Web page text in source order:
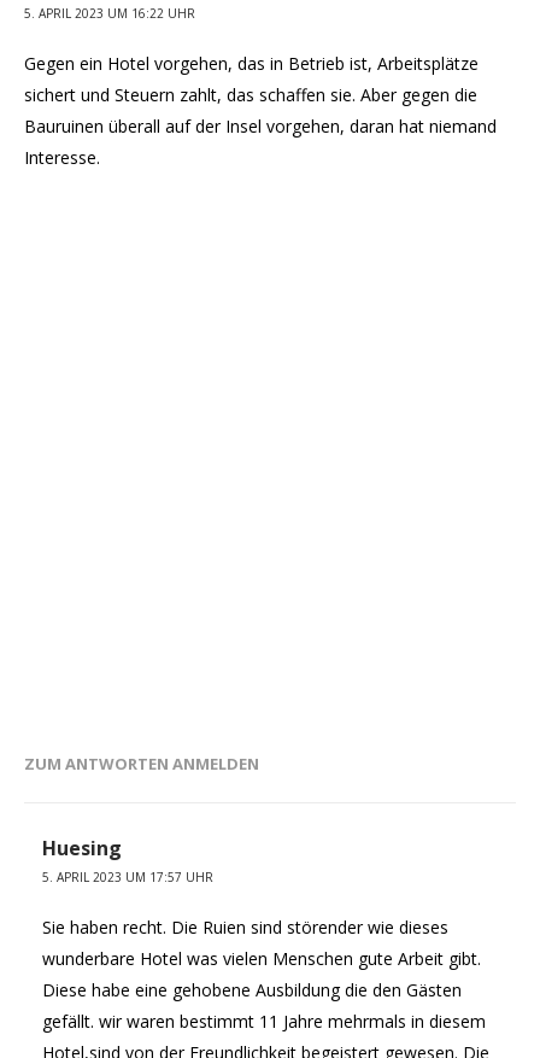
5. APRIL 2023 UM 16:22 UHR
Gegen ein Hotel vorgehen, das in Betrieb ist, Arbeitsplätze
sichert und Steuern zahlt, das schaffen sie. Aber gegen die
Bauruinen überall auf der Insel vorgehen, daran hat niemand
Interesse.
ZUM ANTWORTEN ANMELDEN
Huesing
5. APRIL 2023 UM 17:57 UHR
Sie haben recht. Die Ruien sind störender wie dieses
wunderbare Hotel was vielen Menschen gute Arbeit gibt.
Diese habe eine gehobene Ausbildung die den Gästen
gefällt. wir waren bestimmt 11 Jahre mehrmals in diesem
Hotel,sind von der Freundlichkeit begeistert gewesen. Die